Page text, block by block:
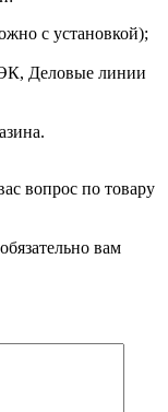
с установкой);
Деловые линии
вопрос по товару
вам